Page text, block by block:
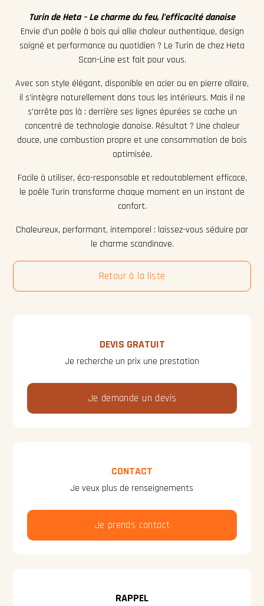
Turin de Heta – Le charme du feu, l’efficacité danoise
Envie d’un poêle à bois qui allie chaleur authentique, design
soigné et performance au quotidien ? Le Turin de chez Heta
Scan-Line est fait pour vous.
Avec son style élégant, disponible en acier ou en pierre ollaire,
il s’intègre naturellement dans tous les intérieurs. Mais il ne
s’arrête pas là : derrière ses lignes épurées se cache un
concentré de technologie danoise. Résultat ? Une chaleur
douce, une combustion propre et une consommation de bois
optimisée.
Facile à utiliser, éco-responsable et redoutablement efficace,
le poêle Turin transforme chaque moment en un instant de
confort.
Chaleureux, performant, intemporel : laissez-vous séduire par
le charme scandinave.
Retour à la liste
DEVIS GRATUIT
Je recherche un prix une prestation
Je demande un devis
CONTACT
Je veux plus de renseignements
Je prends contact
RAPPEL